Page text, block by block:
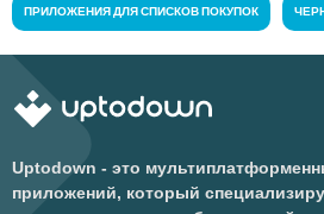
ПРИЛОЖЕНИЯ ДЛЯ СПИСКОВ ПОКУПОК
Uptodown - это
приложений, который